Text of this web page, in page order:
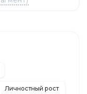
Личностный рост